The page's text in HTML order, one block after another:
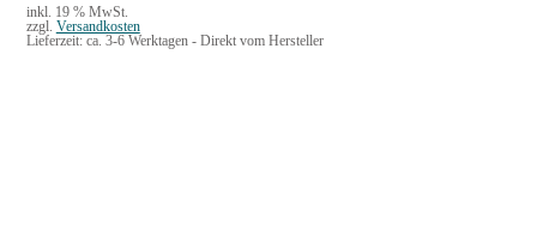
inkl. 19 % MwSt.
zzgl. Versandkosten
Lieferzeit: ca. 3-6 Werktagen - Direkt vom Hersteller